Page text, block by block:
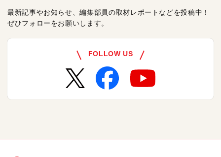
最新記事やお知らせ、編集部員の取材レポートなどを投稿中！
ぜひフォローをお願いします。
FOLLOW US